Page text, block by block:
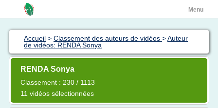
Menu
Accueil > Classement des auteurs de vidéos >Auteur
de vidéos: RENDA Sonya
RENDA Sonya
Classement : 230 / 1113
11 vidéos sélectionnées